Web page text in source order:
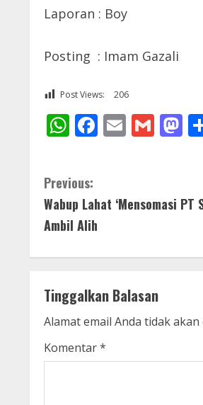
Laporan : Boy
Posting : Imam Gazali
Post Views: 206
WhatsApp
Facebook
Email
C
o
i
n
u
Previous:
Wabup Lahat ‘Mensomasi
Ambil Alih
Tinggalkan Balasan
Alamat email Anda tidak
Komentar*